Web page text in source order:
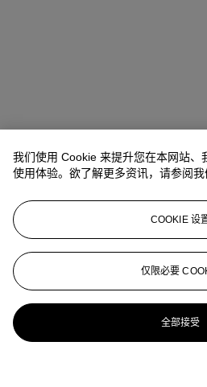
我们使用 Cookie 来提升您在本网站、
使用体验。欲了解更多资讯，请参阅我
COOKIE 设
仅限必要
全部接受